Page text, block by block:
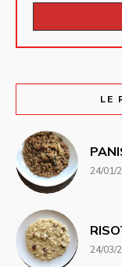
LE
24/01/
24/03/